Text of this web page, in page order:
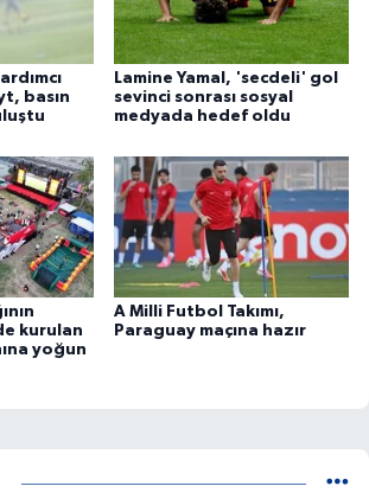
basın
Lamine Yamal, 'secdeli' gol
sevinci sonrası sosyal
medyada hedef oldu
kurulan
yoğun
A Milli Futbol Takımı,
Paraguay maçına hazır